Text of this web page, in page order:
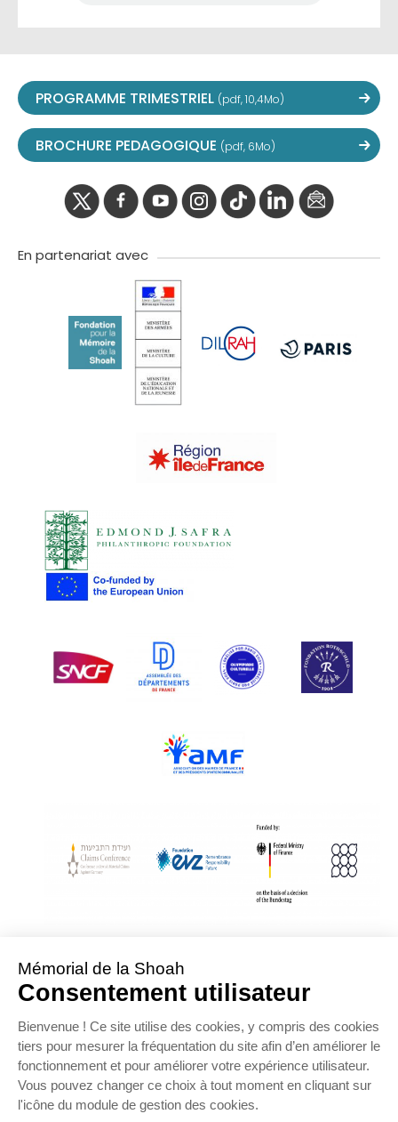
PROGRAMME TRIMESTRIEL (pdf, 10,4Mo)
BROCHURE PEDAGOGIQUE (pdf, 6Mo)
En partenariat avec
With Assistance from the Conference on Jewish Material Claims Against
Sponsored by the Foundation « Remembrance, Responsibility and Future »
Supported by the German Federal Ministry of Finance
OFFRE D’EMPLOI NOS PARTENAIRES ESPACE PRESSE